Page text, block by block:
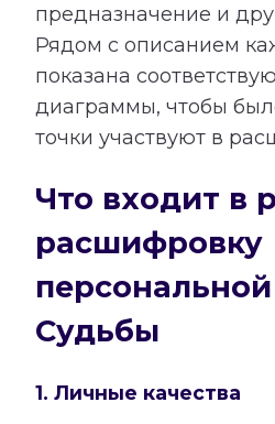
предназначение и
Рядом с описанием
показана
диаграммы, чтобы
точки участвуют в
Что входит в
расшифровку
Судьбы
1. Личные качества